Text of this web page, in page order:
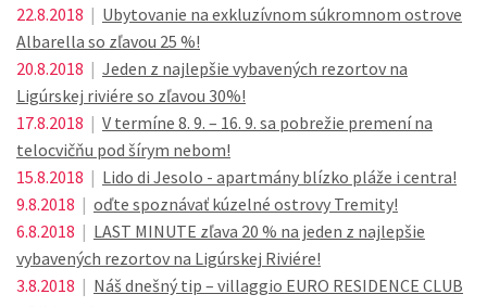
22.8.2018 | Ubytovanie na exkluzívnom súkromnom ostrove
Albarella so zľavou 25 %!
20.8.2018 | Jeden z najlepšie vybavených rezortov na
Ligúrskej riviére so zľavou 30%!
17.8.2018 | V termíne 8. 9. – 16. 9. sa pobrežie premení na
telocvičňu pod šírym nebom!
15.8.2018 | Lido di Jesolo - apartmány blízko pláže i centra!
9.8.2018 | oďte spoznávať kúzelné ostrovy Tremity!
6.8.2018 | LAST MINUTE zľava 20 % na jeden z najlepšie
vybavených rezortov na Ligúrskej Riviére!
3.8.2018 | Náš dnešný tip – villaggio EURO RESIDENCE CLUB